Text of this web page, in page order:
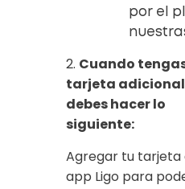
por el
2. Cuando
tarjeta adicional
debes hacer lo
siguiente:
Agregar tu tarjeta
app Ligo para